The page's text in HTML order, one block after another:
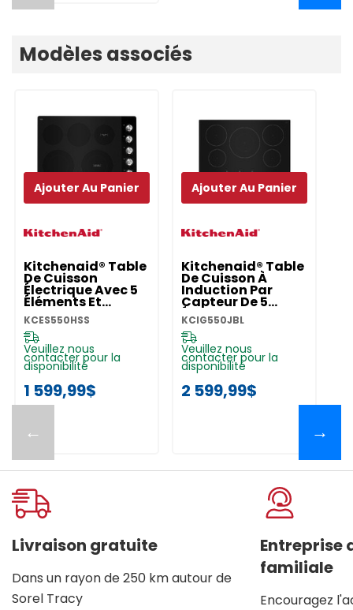
Modèles associés
←
Kitchenaid® Table
De Cuisson
Électrique Avec 5
Éléments Et
Boutons De
Commande - 30
Po KCES550HSS
KCES550HSS
Veuillez nous
contacter pour la
disponibilité
1 599,99$
Ajouter Au Panier
Kitchenaid® Table
De Cuisson À
Induction Par
Capteur De 5
Éléments Et 30 Po
KCIG550JBL
KCIG550JBL
Veuillez nous
contacter pour la
disponibilité
2 599,99$
Ajouter Au Panier
→
Livraison gratuite
Dans un rayon de 250 km autour de
Sorel Tracy
Entreprise
familiale
Encouragez